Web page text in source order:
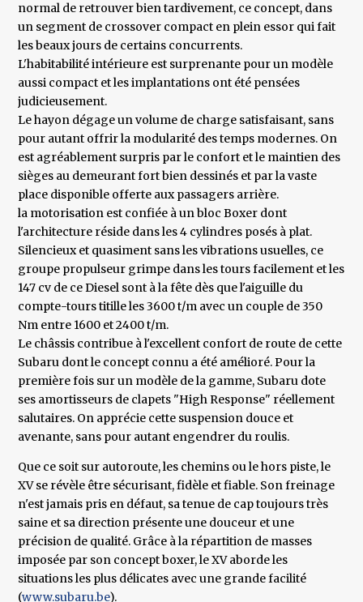
normal de retrouver bien tardivement, ce concept, dans
un segment de crossover compact en plein essor qui fait
les beaux jours de certains concurrents.
L'habitabilité intérieure est surprenante pour un modèle
aussi compact et les implantations ont été pensées
judicieusement.
Le hayon dégage un volume de charge satisfaisant, sans
pour autant offrir la modularité des temps modernes. On
est agréablement surpris par le confort et le maintien des
sièges au demeurant fort bien dessinés et par la vaste
place disponible offerte aux passagers arrière.
la motorisation est confiée à un bloc Boxer dont
l'architecture réside dans les 4 cylindres posés à plat.
Silencieux et quasiment sans les vibrations usuelles, ce
groupe propulseur grimpe dans les tours facilement et les
147 cv de ce Diesel sont à la fête dès que l'aiguille du
compte-tours titille les 3600 t/m avec un couple de 350
Nm entre 1600 et 2400 t/m.
Le châssis contribue à l'excellent confort de route de cette
Subaru dont le concept connu a été amélioré. Pour la
première fois sur un modèle de la gamme, Subaru dote
ses amortisseurs de clapets "High Response" réellement
salutaires. On apprécie cette suspension douce et
avenante, sans pour autant engendrer du roulis.
Que ce soit sur autoroute, les chemins ou le hors piste, le
XV se révèle être sécurisant, fidèle et fiable. Son freinage
n'est jamais pris en défaut, sa tenue de cap toujours très
saine et sa direction présente une douceur et une
précision de qualité. Grâce à la répartition de masses
imposée par son concept boxer, le XV aborde les
situations les plus délicates avec une grande facilité
(www.subaru.be).